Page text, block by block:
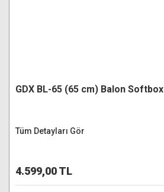
GDX BL-65 (65 cm) Balon Softbox
Tüm Detayları Gör
4.599,00 TL